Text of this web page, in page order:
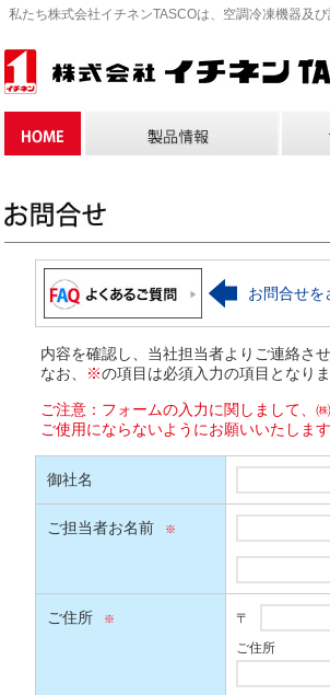
私たち株式会社イチネンTASCOは、空調冷凍機器及
お問合せを
内容を確認し、当社担当者よりご連絡さ
なお、
※の項目は必須入力の項目となり
ご注意：フォームの入力に関しまして、
ご使用にならないようにお願いいたします
御社名
ご担当者お名前
ご住所 〒
ご住所